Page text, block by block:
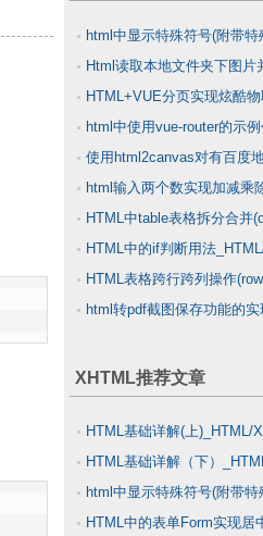
html中显示特殊符号(附带特
表)_HTML/Xhtml
Html读取本地文件夹下图片
_HTML/Xhtml
HTML+VUE分页实现炫酷
_HTML/Xhtml
html中使用vue-router的示
使用html2canvas对有百度
的解决_HTML/Xhtml
html输入两个数实现加减乘
HTML中table表格拆分合并
rowspan)_HTML/Xhtml
HTML中的if判断用法
HTML表格跨行跨列操作
colspan)_HTML/Xhtml
html转pdf截图保存功能的实
XHTML推荐文章
HTML基础详解(上)_HTML/
HTML基础详解（下）
html中显示特殊符号(附带特
表)_HTML/Xhtml
HTML中的表单Form实现居